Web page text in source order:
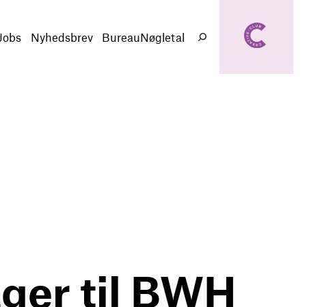
Jobs Nyhedsbrev BureauNøgletal
Søg
til BWH